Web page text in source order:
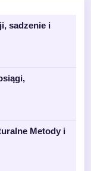
sadzenie i
Metody i